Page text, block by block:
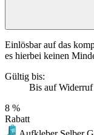
Einlösbar auf das
es hierbei keinen
Gültig bis:
Bis auf Widerruf
8 %
Rabatt